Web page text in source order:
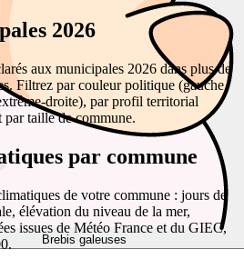
Brebis galeuses
2026
aux municipales 2026 dans plus de
Filtrez par couleur politique (gauche,
droite), par profil territorial
taille de commune.
par commune
de votre commune : jours de
élévation du niveau de la mer,
issues de Météo France et du GIEC,